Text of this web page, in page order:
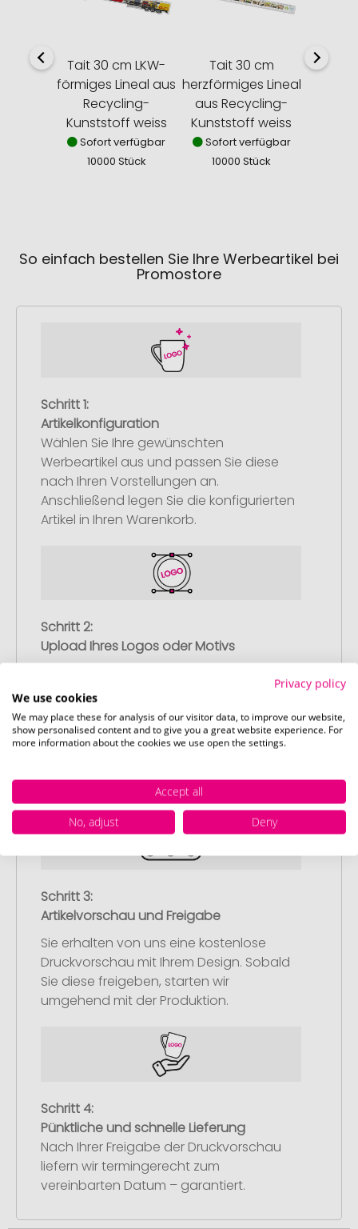
Tait 30 cm LKW-
förmiges Lineal aus
Recycling-
Kunststoff weiss
Sofort verfügbar
10000 Stück
Tait 30 cm
herzförmiges Lineal
aus Recycling-
Kunststoff weiss
Sofort verfügbar
10000 Stück
So einfach bestellen Sie Ihre Werbeartikel bei
Promostore
Schritt 1:
Artikelkonfiguration
Wählen Sie Ihre gewünschten
Werbeartikel aus und passen Sie diese
nach Ihren Vorstellungen an.
Anschließend legen Sie die konfigurierten
Artikel in Ihren Warenkorb.
Schritt 2:
Upload Ihres Logos oder Motivs
Bestellabschlussseite (Checkout) Ihr Logo
oder Motiv hoch und schließen Sie Ihre
Bestellung ab. Falls Sie gerade keine
passende Datei zur Verfügung haben,
Schritt 3:
Artikelvorschau und Freigabe
Sie erhalten von uns eine kostenlose
Druckvorschau mit Ihrem Design. Sobald
Sie diese freigeben, starten wir
umgehend mit der Produktion.
Schritt 4:
Pünktliche und schnelle Lieferung
Nach Ihrer Freigabe der Druckvorschau
liefern wir termingerecht zum
vereinbarten Datum – garantiert.
Privacy policy
We use cookies
We may place these for analysis of our visitor data, to improve our website,
show personalised content and to give you a great website experience. For
more information about the cookies we use open the settings.
Accept all
No, adjust
Deny